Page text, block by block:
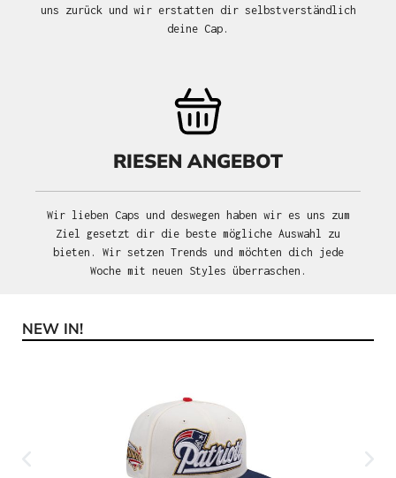
uns zurück und wir erstatten dir selbstverständlich
deine Cap.
RIESEN ANGEBOT
Wir lieben Caps und deswegen haben wir es uns zum
Ziel gesetzt dir die beste mögliche Auswahl zu
bieten. Wir setzen Trends und möchten dich jede
Woche mit neuen Styles überraschen.
Produktgalerie überspringen
NEW IN!